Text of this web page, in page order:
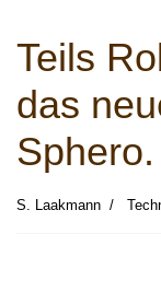
Teils
das
Sphero.
S. Laakmann